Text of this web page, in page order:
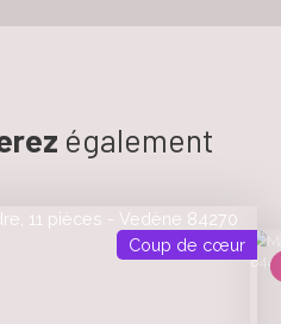
également
Coup de cœur